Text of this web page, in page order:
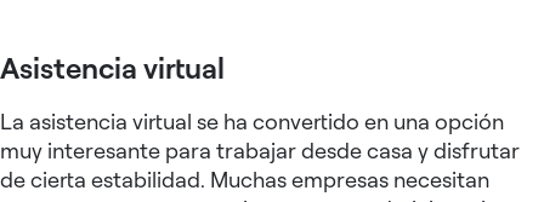
Asistencia virtual
La asistencia virtual se ha convertido en una opción
muy interesante para trabajar desde casa y disfrutar
de cierta estabilidad. Muchas empresas necesitan